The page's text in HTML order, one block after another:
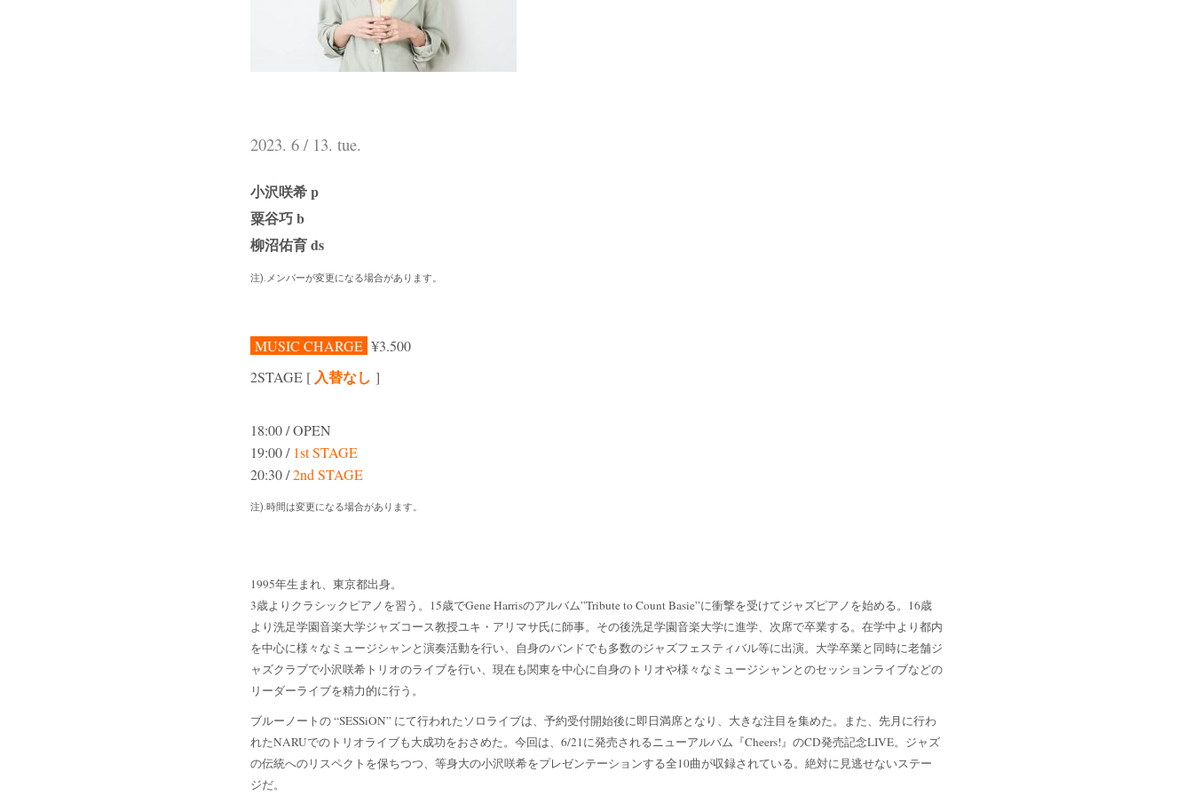
2023. 6 / 13. tue.
小沢咲希 p
粟谷巧 b
柳沼佑育 ds
注).メンバーが変更になる場合があります。
MUSIC CHARGE ¥3.500
2STAGE [ 入替なし ]
18:00 / OPEN
19:00 / 1st STAGE
20:30 /2nd STAGE
注).時間は変更になる場合があります。
1995年生まれ、東京都出身。
3歳よりクラシックピアノを習う。15歳でGene Harrisのアルバム”Tribute to Count Basie”に衝撃を受けてジャズピアノを始める。16歳
より洗足学園音楽大学ジャズコース教授ユキ・アリマサ氏に師事。その後洗足学園音楽大学に進学、次席で卒業する。在学中より都内
を中心に様々なミュージシャンと演奏活動を行い、自身のバンドでも多数のジャズフェスティバル等に出演。大学卒業と同時に老舗ジ
ャズクラブで小沢咲希トリオのライブを行い、現在も関東を中心に自身のトリオや様々なミュージシャンとのセッションライブなどの
リーダーライブを精力的に行う。
ブルーノートの “SESSiON” にて行われたソロライブは、予約受付開始後に即日満席となり、大きな注目を集めた。また、先月に行わ
れたNARUでのトリオライブも大成功をおさめた。今回は、 6/21に発売されるニューアルバム『Cheers!』のCD発売記念LIVE。ジャズ
の伝統へのリスペクトを保ちつつ、等身大の小沢咲希をプレゼンテーションする全10曲が収録されている。 絶対に見逃せないステー
ジだ。